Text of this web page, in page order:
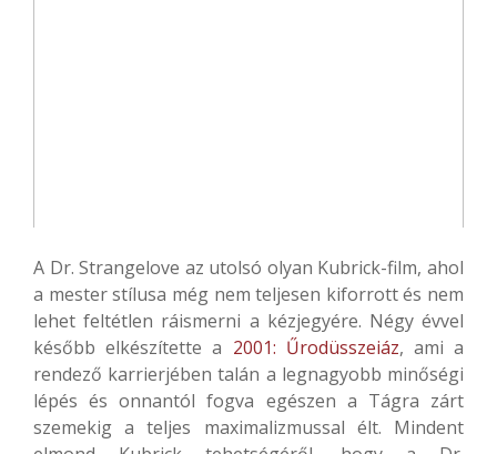
A Dr. Strangelove az utolsó olyan Kubrick-film, ahol
a mester stílusa még nem teljesen kiforrott és nem
lehet feltétlen ráismerni a kézjegyére. Négy évvel
később elkészítette a 2001: Űrodüsszeiáz, ami a
rendező karrierjében talán a legnagyobb minőségi
lépés és onnantól fogva egészen a Tágra zárt
szemekig a teljes maximalizmussal élt. Mindent